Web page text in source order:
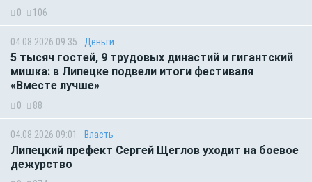
0 106
04.08.2026 09:35 Деньги
5 тысяч гостей, 9 трудовых династий и гигантский
мишка: в Липецке подвели итоги фестиваля
«Вместе лучше»
0 88
04.08.2026 09:01 Власть
Липецкий префект Сергей Щеглов уходит на боевое
дежурство